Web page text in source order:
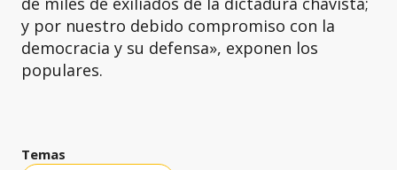
y por nuestro debido compromiso con la
democracia y su defensa», exponen los
populares.
Temas